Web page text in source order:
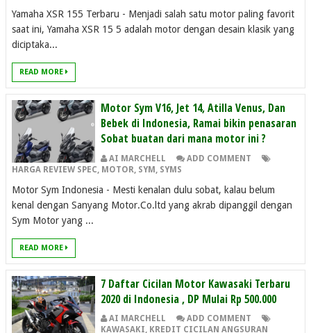
Yamaha XSR 155 Terbaru - Menjadi salah satu motor paling favorit
saat ini, Yamaha XSR 15 5 adalah motor dengan desain klasik yang
diciptaka...
READ MORE
Motor Sym V16, Jet 14, Atilla Venus, Dan
Bebek di Indonesia, Ramai bikin penasaran
Sobat buatan dari mana motor ini ?
AI MARCHELL
ADD COMMENT
HARGA REVIEW SPEC, MOTOR, SYM, SYMS
Motor Sym Indonesia - Mesti kenalan dulu sobat, kalau belum
kenal dengan Sanyang Motor.Co.ltd yang akrab dipanggil dengan
Sym Motor yang ...
READ MORE
7 Daftar Cicilan Motor Kawasaki Terbaru
2020 di Indonesia , DP Mulai Rp 500.000
AI MARCHELL
ADD COMMENT
KAWASAKI, KREDIT CICILAN ANGSURAN